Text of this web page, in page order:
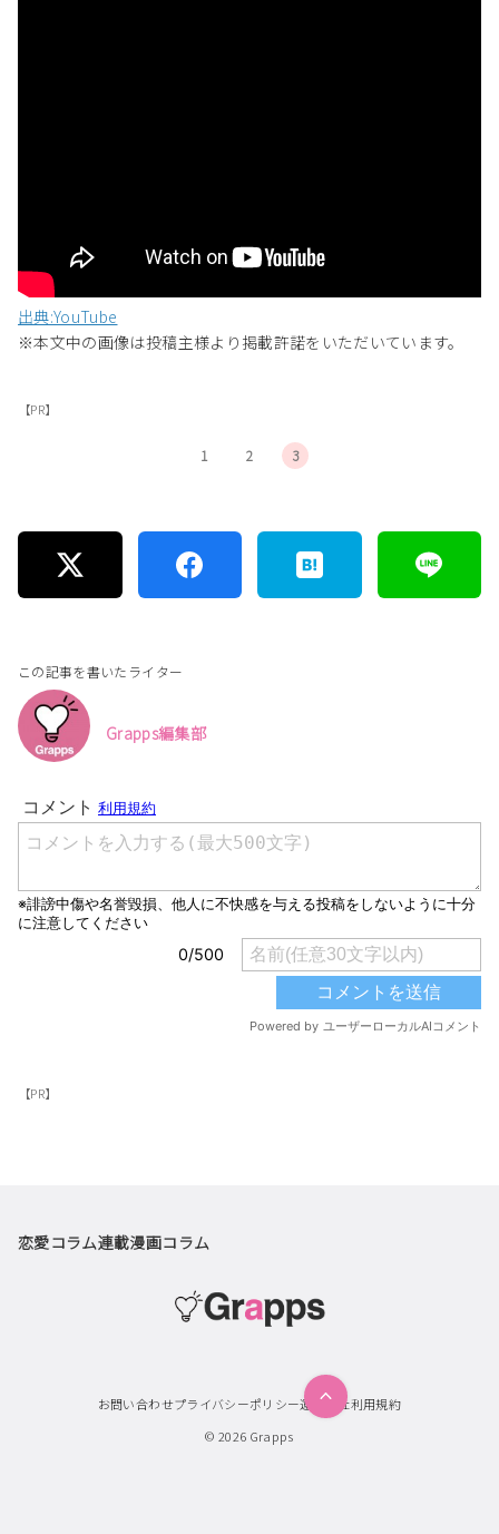
出典:YouTube
※本文中の画像は投稿主様より掲載許諾をいただいています。
【PR】
1 2 3
この記事を書いたライター
Grapps編集部
【PR】
恋愛コラム連載漫画コラム
お問い合わせプライバシーポリシー運営会社利用規約
© 2026 Grapps